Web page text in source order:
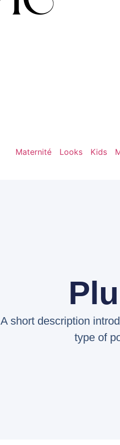
Maternité Looks Kids
A short description
type of